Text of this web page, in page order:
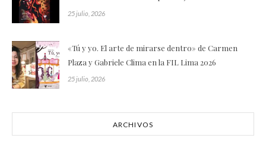
25 julio, 2026
«Tú y yo. El arte de mirarse dentro» de Carmen
Plaza y Gabriele Clima en la FIL Lima 2026
25 julio, 2026
ARCHIVOS